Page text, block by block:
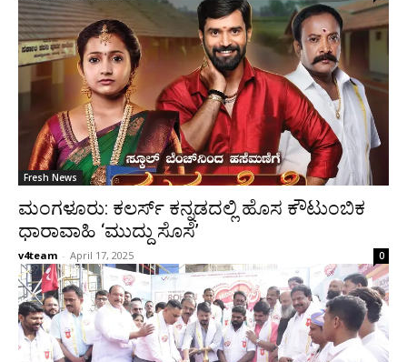
Fresh News
ಮಂಗಳೂರು: ಕಲರ್ಸ್ ಕನ್ನಡದಲ್ಲಿ ಹೊಸ ಕೌಟುಂಬಿಕ
ಧಾರಾವಾಹಿ ‘ಮುದ್ದು ಸೊಸೆ’
v4team - April 17, 2025 0